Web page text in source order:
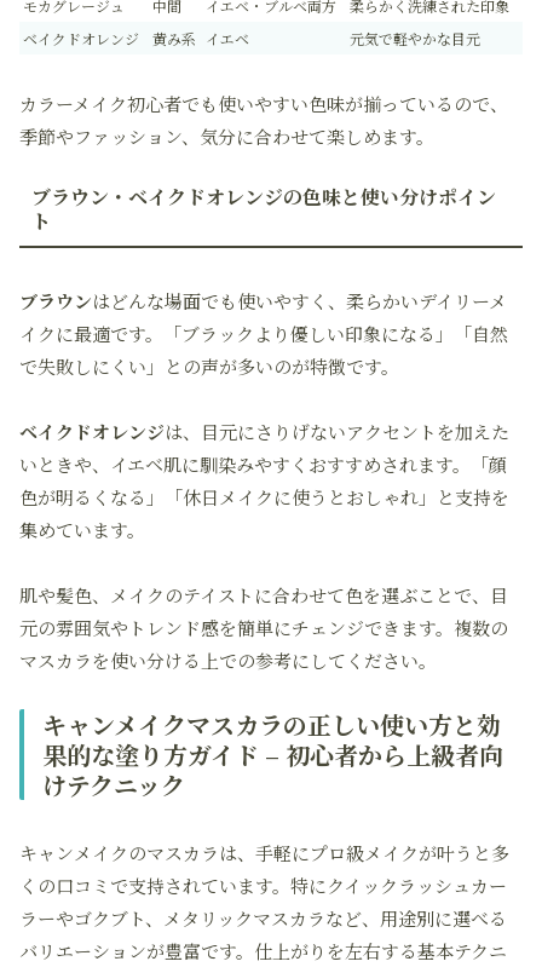
モカグレージュ 中間 イエベ・ブルベ両方
柔らかく洗練された印象
ベイクドオレンジ
黄み系 イエベ 元気で軽やかな目元
カラーメイク初心者でも使いやすい色味が揃っているので、
季節やファッション、気分に合わせて楽しめます。
ブラウン・ベイクドオレンジの色味と使い分けポイン
ト
ブラウンはどんな場面でも使いやすく、柔らかいデイリーメ
イクに最適です。「ブラックより優しい印象になる」「自然
で失敗しにくい」との声が多いのが特徴です。
ベイクドオレンジは、目元にさりげないアクセントを加えた
いときや、イエベ肌に馴染みやすくおすすめされます。「顔
色が明るくなる」「休日メイクに使うとおしゃれ」と支持を
集めています。
肌や髪色、メイクのテイストに合わせて色を選ぶことで、目
元の雰囲気やトレンド感を簡単にチェンジできます。複数の
マスカラを使い分ける上での参考にしてください。
キャンメイクマスカラの正しい使い方と効
果的な塗り方ガイド – 初心者から上級者向
けテクニック
キャンメイクのマスカラは、手軽にプロ級メイクが叶うと多
くの口コミで支持されています。特にクイックラッシュカー
ラーやゴクブト、メタリックマスカラなど、用途別に選べる
バリエーションが豊富です。仕上がりを左右する基本テクニ